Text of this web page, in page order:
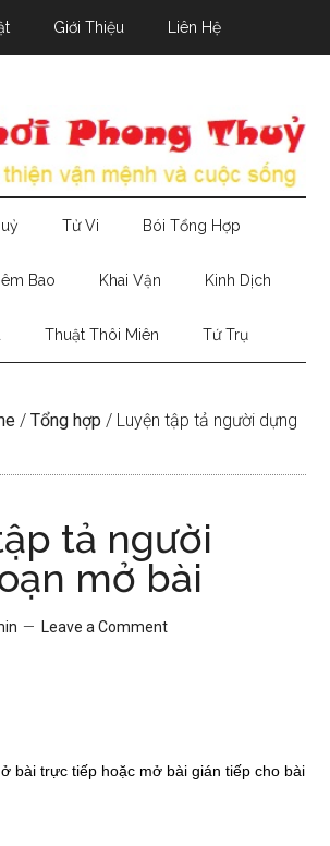
Giới Thiệu Liên Hệ
Tử Vi Bói Tổng Hợp
Bao Khai Vận Kinh Dịch
Thuật Thôi Miên Tứ Trụ
/ Tổng hợp / Luyện tập tả người dựng
tả người
mở bài
Leave a Comment
bài trực tiếp hoặc mở bài gián tiếp cho bài